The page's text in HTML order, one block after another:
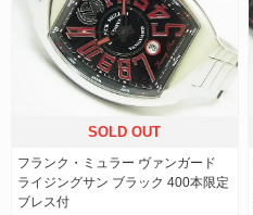
SOLD OUT
フランク・ミュラー ヴァンガード
ライジングサン ブラック 400本限定
ブレス付